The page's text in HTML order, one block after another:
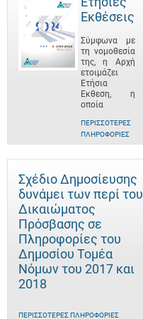
Εκθέσεις
Σύμφωνα με
τη νομοθεσία
της, η Αρχή
ετοιμάζει
Ετήσια
Έκθεση, η
οποία
ΠΕΡΙΣΣΌΤΕΡΕΣ
ΠΛΗΡΟΦΟΡΊΕΣ
Σχέδιο Δημοσίευσης
δυνάμει των περί του
Δικαιώματος
Πρόσβασης σε
Πληροφορίες του
Δημοσίου Τομέα
Νόμων του 2017 και
2018
ΠΕΡΙΣΣΌΤΕΡΕΣ ΠΛΗΡΟΦΟΡΊΕΣ